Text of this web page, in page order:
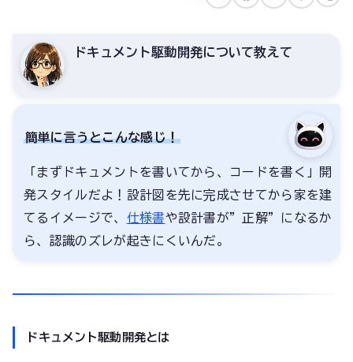
ドキュメント駆動開発について教えて
簡単に言うとこんな感じ！
「まずドキュメントを書いてから、コードを書く」開
発スタイルだよ！設計図を先に完成させてから家を建
てるイメージで、 仕様書や設計書が”正解”になるか
ら、認識のズレが起きにくいんだ。
ドキュメント駆動開発とは